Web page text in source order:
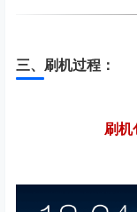
三、刷机过程：
刷机包内含